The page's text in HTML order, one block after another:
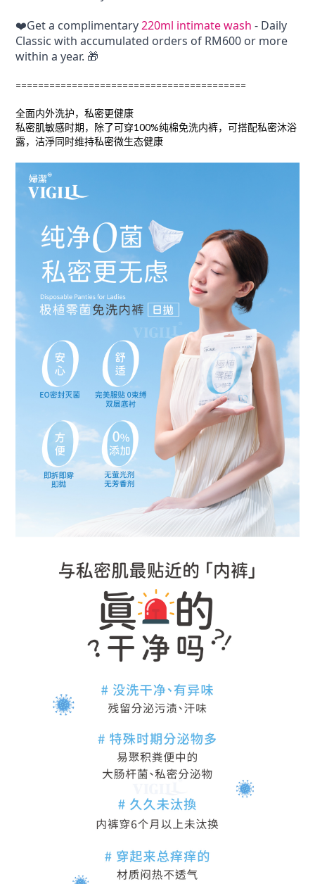
❤️Get a complimentary 220ml intimate wash - Daily
Classic with accumulated orders of RM600 or more
within a year. 🎁
=========================================
全面内外洗护，私密更健康
私密肌敏感时期，除了可穿100%纯棉免洗内裤，可搭配私密沐浴
露，洁淨同时维持私密微生态健康